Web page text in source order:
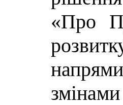
«Про